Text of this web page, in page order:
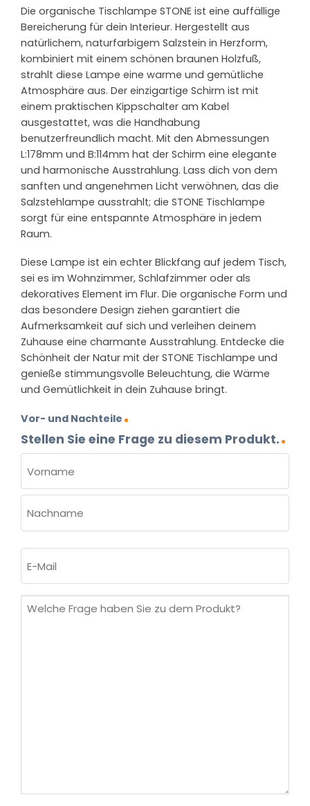
Die organische Tischlampe STONE ist eine auffällige
Bereicherung für dein Interieur. Hergestellt aus
natürlichem, naturfarbigem Salzstein in Herzform,
kombiniert mit einem schönen braunen Holzfuß,
strahlt diese Lampe eine warme und gemütliche
Atmosphäre aus. Der einzigartige Schirm ist mit
einem praktischen Kippschalter am Kabel
ausgestattet, was die Handhabung
benutzerfreundlich macht. Mit den Abmessungen
L:178mm und B:114mm hat der Schirm eine elegante
und harmonische Ausstrahlung. Lass dich von dem
sanften und angenehmen Licht verwöhnen, das die
Salzstehlampe ausstrahlt; die STONE Tischlampe
sorgt für eine entspannte Atmosphäre in jedem
Raum.
Diese Lampe ist ein echter Blickfang auf jedem Tisch,
sei es im Wohnzimmer, Schlafzimmer oder als
dekoratives Element im Flur. Die organische Form und
das besondere Design ziehen garantiert die
Aufmerksamkeit auf sich und verleihen deinem
Zuhause eine charmante Ausstrahlung. Entdecke die
Schönheit der Natur mit der STONE Tischlampe und
genieße stimmungsvolle Beleuchtung, die Wärme
und Gemütlichkeit in dein Zuhause bringt.
Vor- und Nachteile
Stellen Sie eine Frage zu diesem Produkt.
(ERFORDERLICH)
Vorname
Mail
Welche